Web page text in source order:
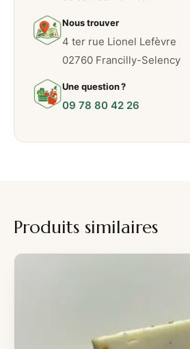
Nous trouver
4 ter rue Lionel Lefèvre
02760 Francilly-Selency
Une question ?
09 78 80 42 26
Produits similaires